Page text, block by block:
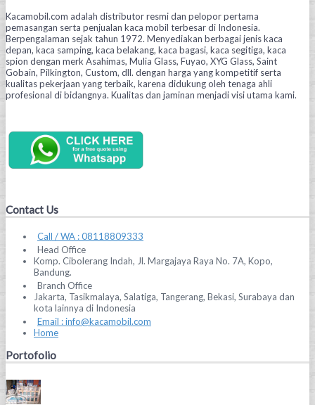
Kacamobil.com adalah distributor resmi dan pelopor pertama
pemasangan serta penjualan kaca mobil terbesar di Indonesia.
Berpengalaman sejak tahun 1972. Menyediakan berbagai jenis kaca
depan, kaca samping, kaca belakang, kaca bagasi, kaca segitiga, kaca
spion dengan merk Asahimas, Mulia Glass, Fuyao, XYG Glass, Saint
Gobain, Pilkington, Custom, dll. dengan harga yang kompetitif serta
kualitas pekerjaan yang terbaik, karena didukung oleh tenaga ahli
profesional di bidangnya. Kualitas dan jaminan menjadi visi utama kami.
Contact Us
Call / WA : 08118809333
Head Office
Komp. Cibolerang Indah, Jl. Margajaya Raya No. 7A, Kopo,
Bandung.
Branch Office
Jakarta, Tasikmalaya, Salatiga, Tangerang, Bekasi, Surabaya dan
kota lainnya di Indonesia
Email : info@kacamobil.com
Home
Portofolio